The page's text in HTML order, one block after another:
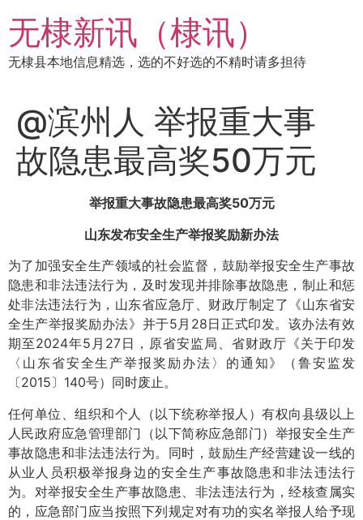
到
内
容
无棣新讯（棣讯）
无棣县本地信息精选，选的不好选的不精时请多担待
@滨州人 举报重大事
故隐患最高奖50万元
举报重大事故隐患最高奖50万元
山东发布安全生产举报奖励新办法
为了加强安全生产领域的社会监督，鼓励举报安全生产事故
隐患和非法违法行为，及时发现并排除事故隐患，制止和惩
处非法违法行为，山东省应急厅、财政厅制定了《山东省安
全生产举报奖励办法》并于5月28日正式印发。该办法有效
期至2024年5月27日，原省安监局、省财政厅《关于印发
〈山东省安全生产举报奖励办法〉的通知》（鲁安监发
〔2015〕140号）同时废止。
任何单位、组织和个人（以下统称举报人）有权向县级以上
人民政府应急管理部门（以下简称应急部门）举报安全生产
事故隐患和非法违法行为。同时，鼓励生产经营建设一线的
从业人员积极举报身边的安全生产事故隐患和非法违法行
为。对举报安全生产事故隐患、非法违法行为，经核查属实
的，应急部门应当按照下列规定对有功的实名举报人给予现